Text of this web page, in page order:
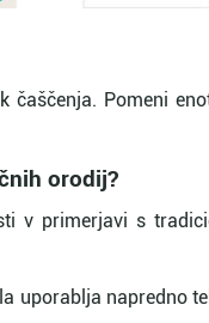
Pomeni
orodij?
v primerjavi s
uporablja napredno